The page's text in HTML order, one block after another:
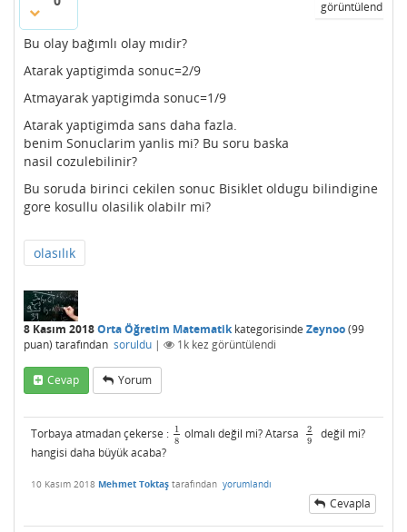
görüntülendi
Bu olay bağımlı olay mıdir?
Atarak yaptigimda sonuc=2/9
Atmayarak yaptigimda sonuc=1/9
Atarak yaptigimda sans daha fazla.
benim Sonuclarim yanlis mi? Bu soru baska
nasil cozulebilinir?
Bu soruda birinci cekilen sonuc Bisiklet oldugu bilindigine
gore kosullu olasilik olabiIr mi?
olasılık
8 Kasım 2018Orta Öğretim Matematikkategorisinde Zeynoo(99
puan) tarafından soruldu | 1k kez görüntülendi
Cevap Yorum
Torbaya atmadan çekerse : 1
8
18 olmalı değil mi? Atarsa
2
9
29 değil mi?
hangisi daha büyük acaba?
10 Kasım 2018 Mehmet Toktaş tarafından yorumlandı
Cevapla